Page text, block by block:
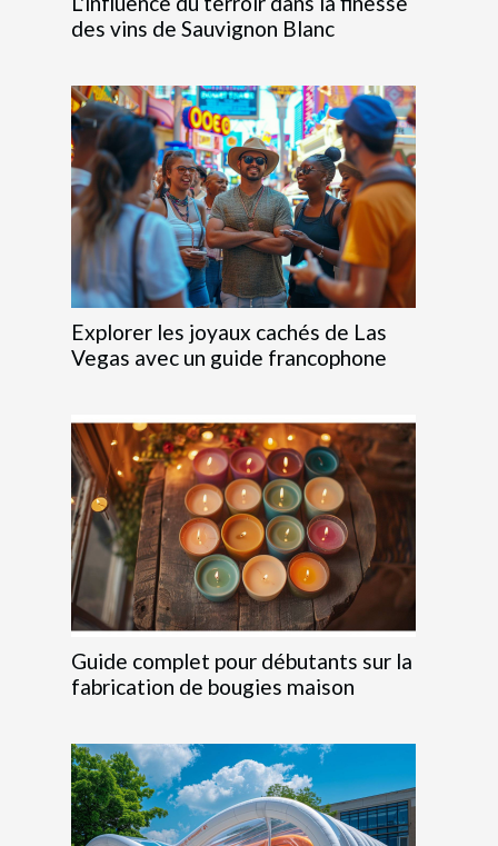
des vins de Sauvignon Blanc
Explorer les joyaux cachés de Las
Vegas avec un guide francophone
Guide complet pour débutants sur la
fabrication de bougies maison